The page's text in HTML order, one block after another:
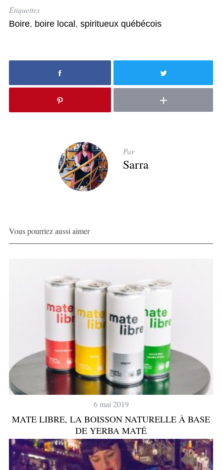
Étiquettes
Boire, boire local , spiritueux québécois
Par
Sarra
Vous pourriez aussi aimer
6 mai 2019
MATE LIBRE, LA BOISSON NATURELLE À BASE
DE YERBA MATÉ